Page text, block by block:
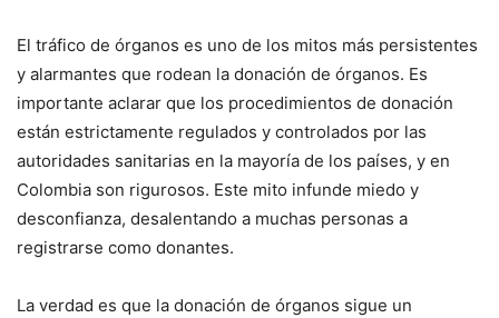
El tráfico de órganos es uno de los mitos más persistentes
y alarmantes que rodean la donación de órganos. Es
importante aclarar que los procedimientos de donación
están estrictamente regulados y controlados por las
autoridades sanitarias en la mayoría de los países, y en
Colombia son rigurosos. Este mito infunde miedo y
desconfianza, desalentando a muchas personas a
registrarse como donantes.
La verdad es que la donación de órganos sigue un